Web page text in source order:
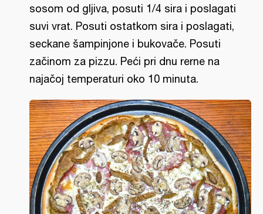
sosom od gljiva, posuti 1/4 sira i poslagati
suvi vrat. Posuti ostatkom sira i poslagati,
seckane šampinjone i bukovače. Posuti
začinom za pizzu. Peći pri dnu rerne na
najačoj temperaturi oko 10 minuta.